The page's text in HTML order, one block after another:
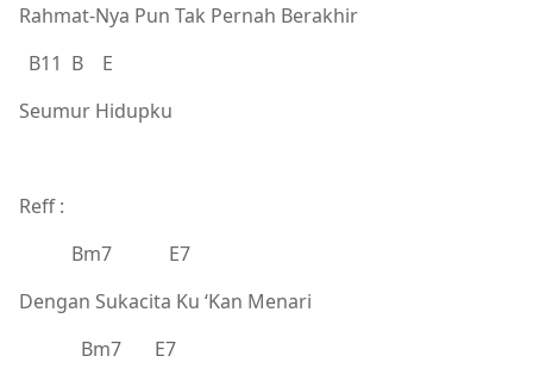
Rahmat-Nya Pun Tak Pernah Berakhir
B11 B E
Seumur Hidupku
Reff :
Bm7 E7
Dengan Sukacita Ku ‘Kan Menari
Bm7 E7